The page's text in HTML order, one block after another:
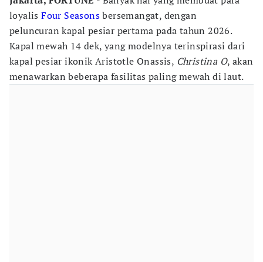
loyalisFour Seasonsbersemangat, dengan
peluncuran kapal pesiar pertama pada tahun 2026.
Kapal mewah 14 dek, yang modelnya terinspirasi dari
kapal pesiar ikonik Aristotle Onassis, Christina O, akan
menawarkan beberapa fasilitas paling mewah di laut.